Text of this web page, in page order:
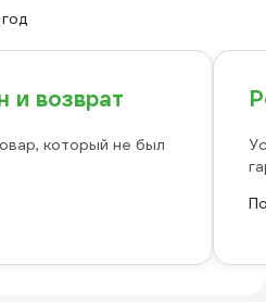
и возврат
который не был